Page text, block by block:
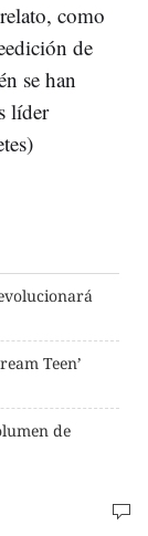
como
de
se han
líder
Teen’
de